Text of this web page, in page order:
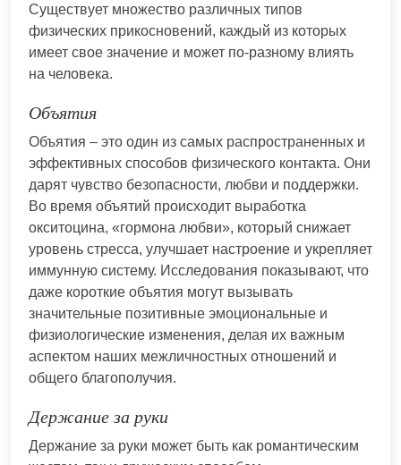
Существует множество различных типов
физических прикосновений, каждый из которых
имеет свое значение и может по-разному влиять
на человека.
Объятия
Объятия – это один из самых распространенных и
эффективных способов физического контакта. Они
дарят чувство безопасности, любви и поддержки.
Во время объятий происходит выработка
окситоцина, «гормона любви», который снижает
уровень стресса, улучшает настроение и укрепляет
иммунную систему. Исследования показывают, что
даже короткие объятия могут вызывать
значительные позитивные эмоциональные и
физиологические изменения, делая их важным
аспектом наших межличностных отношений и
общего благополучия.
Держание за руки
Держание за руки может быть как романтическим